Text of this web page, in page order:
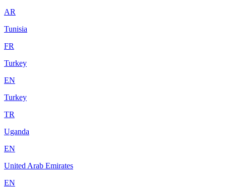
AR
Tunisia
FR
Turkey
EN
Turkey
TR
Uganda
EN
United Arab Emirates
EN